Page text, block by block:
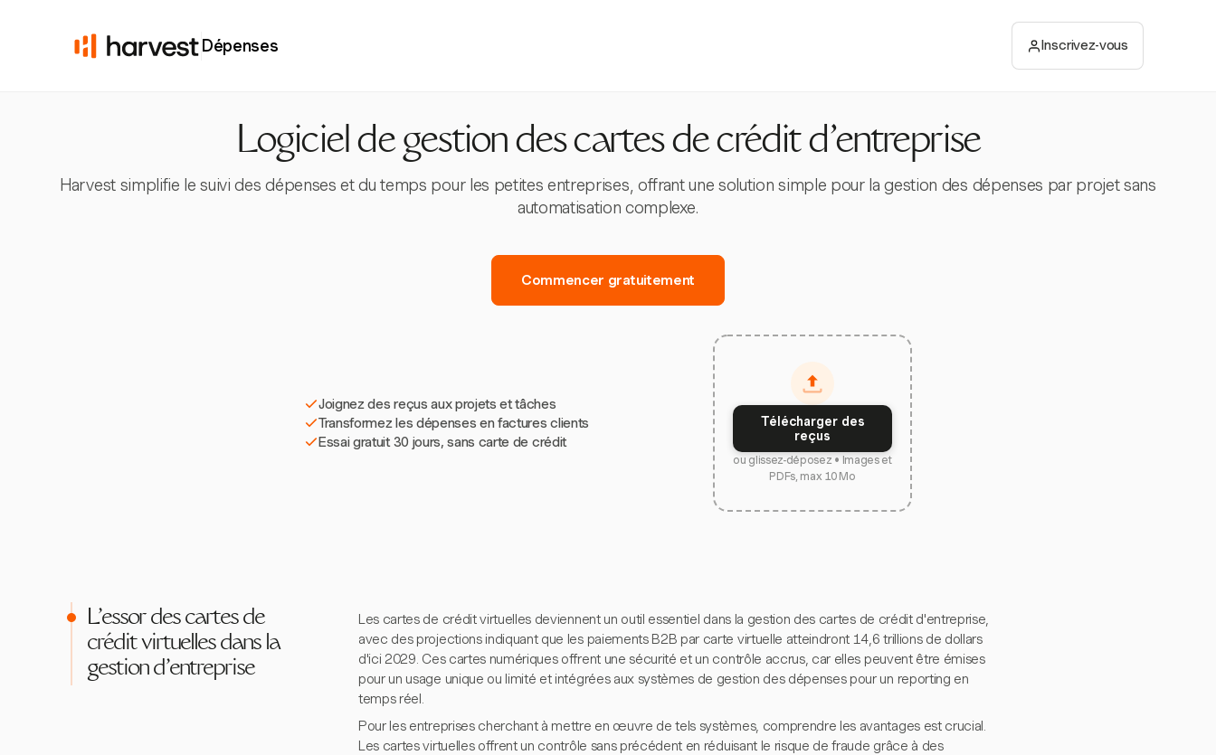
Dépenses Inscrivez-vous
Logiciel de gestion des cartes de crédit d'entreprise
Harvest simplifie le suivi des dépenses et du temps pour les petites entreprises, offrant une solution simple pour la gestion des dépenses par projet sans
automatisation complexe.
Commencer gratuitement
Joignez des reçus aux projets et tâches
Transformez les dépenses en factures clients
Essai gratuit 30 jours, sans carte de crédit
Télécharger des
reçus
ou glissez-déposez • Images et
PDFs, max 10 Mo
L'essor des cartes de
crédit virtuelles dans la
gestion d'entreprise
Les cartes de crédit virtuelles deviennent un outil essentiel dans la gestion des cartes de crédit d'entreprise,
avec des projections indiquant que les paiements B2B par carte virtuelle atteindront 14,6 trillions de dollars
d'ici 2029. Ces cartes numériques offrent une sécurité et un contrôle accrus, car elles peuvent être émises
pour un usage unique ou limité et intégrées aux systèmes de gestion des dépenses pour un reporting en
temps réel.
Pour les entreprises cherchant à mettre en œuvre de tels systèmes, comprendre les avantages est crucial.
Les cartes virtuelles offrent un contrôle sans précédent en réduisant le risque de fraude grâce à des